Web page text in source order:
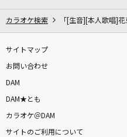
カラオケ検索 「[生音][本人歌唱]
サイトマップ
お問い合わせ
DAM
DAM★とも
カラオケ＠DAM
サイトのご利用について